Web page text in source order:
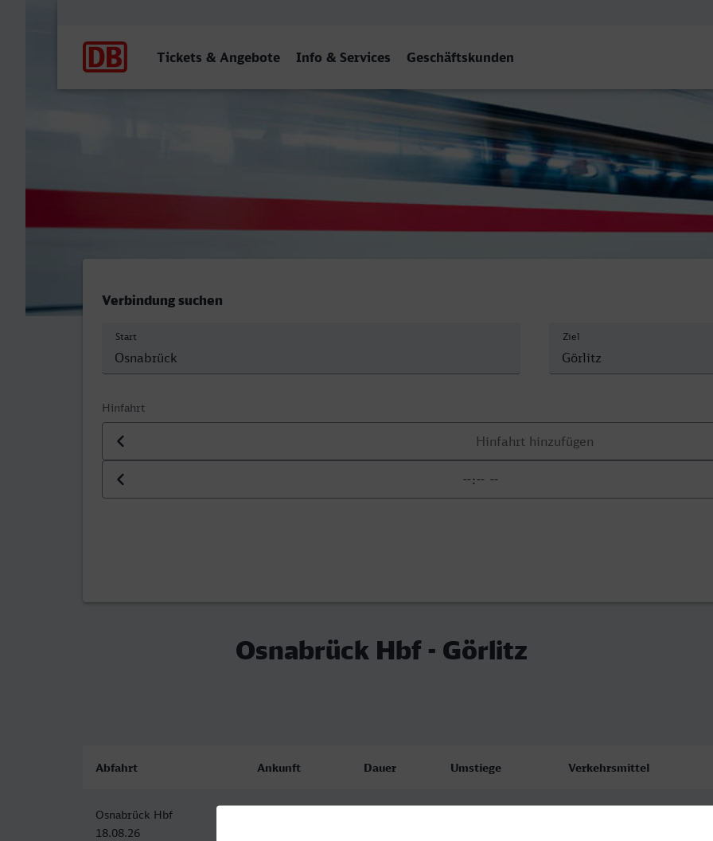
Tickets & Angebote Info & Services Geschäftskunden
Verbindung suchen
Start Ziel
Hinfahrt
Datum der Hinfahrt
Uhrzeit der Hinfahrt
Osnabrück Hbf - Görlitz
Abfahrt Ankunft Dauer Umstiege Verkehrsmittel
Osnabrück Hbf
18.08.26